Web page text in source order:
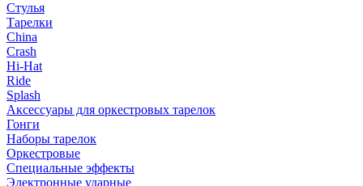
Стулья
Тарелки
China
Crash
Hi-Hat
Ride
Splash
Аксессуары для оркестровых тарелок
Гонги
Наборы тарелок
Оркестровые
Специальные эффекты
Электронные ударные